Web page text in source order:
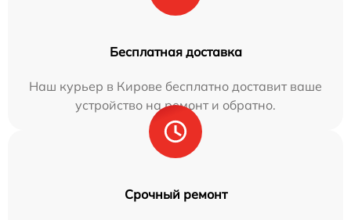
Бесплатная доставка
Наш курьер в Кирове бесплатно доставит ваше
устройство на ремонт и обратно.
Срочный ремонт